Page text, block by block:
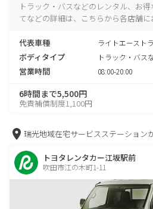
トラック・バスなどのレンタル、お
てなどの詳細は、こちらから各店舗に
代表車種 ライトエースト
ボディタイプ トラック・バス
営業時間 08:00-20:00
6時間まで5,500円
免責補償制度1,100円
瑞光地域在宅サービスステーション
トヨタレンタカー江坂駅前
吹田市江の木町1-11